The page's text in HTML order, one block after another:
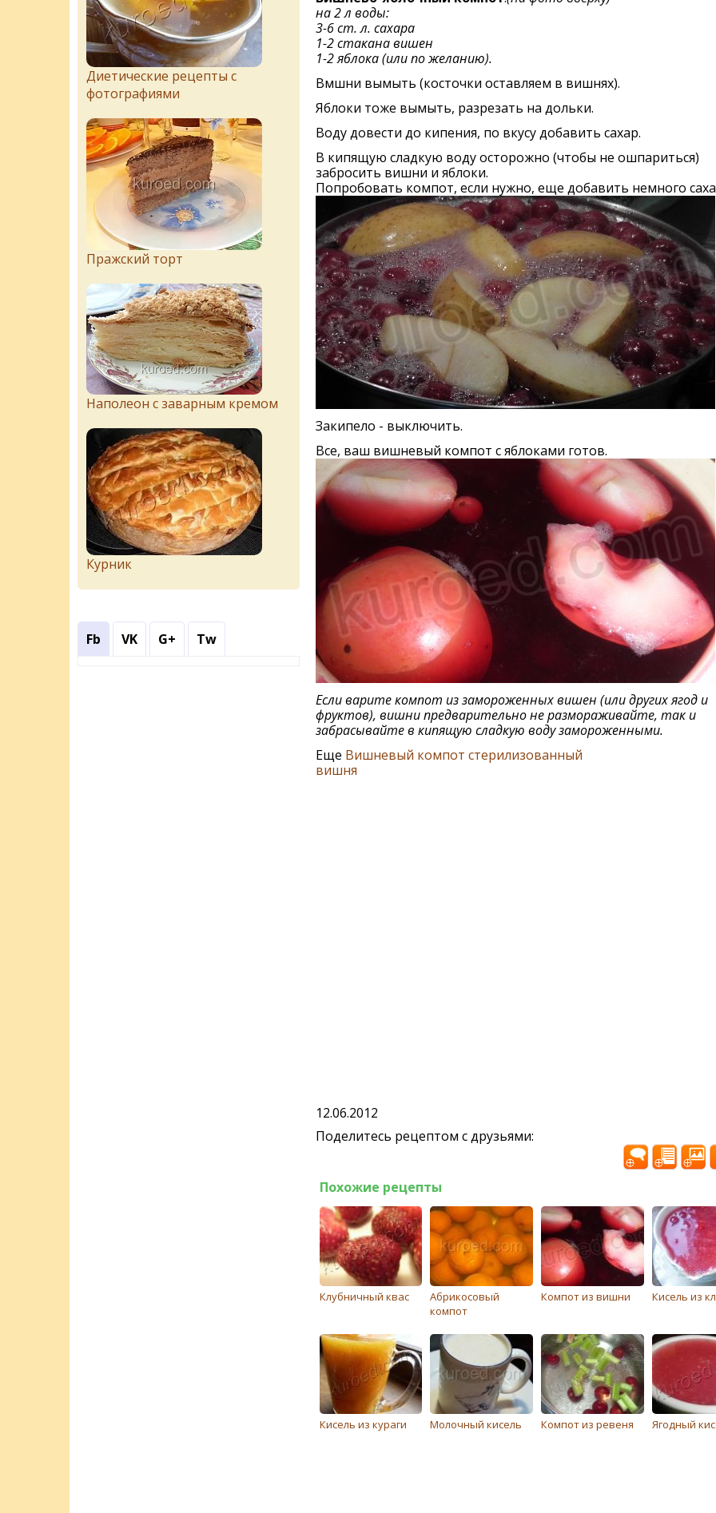
на 2 л воды:
3-6 ст. л. сахара
1-2 стакана вишен
1-2 яблока (или по желанию).
Вмшни вымыть (косточки оставляем в вишнях).
Яблоки тоже вымыть, разрезать на дольки.
Воду довести до кипения, по вкусу добавить сахар.
В кипящую сладкую воду осторожно (чтобы не ошпариться)
забросить вишни и яблоки.
Попробовать компот, если нужно, еще добавить немного
Закипело - выключить.
Все, ваш вишневый компот с яблоками готов.
Если варите компот из замороженных вишен (или других ягод и
фруктов), вишни предварительно не размораживайте, так и
забрасывайте в кипящую сладкую воду замороженными.
Еще Вишневый компот стерилизованный
вишня
12.06.2012
Поделитесь рецептом с друзьями:
Похожие рецепты
Клубничный квас
Абрикосовый
компот
Компот из вишни Кисель из
Кисель из кураги Молочный кисель Компот из ревеня Ягодный
Диетические рецепты с
фотографиями
Пражский торт
Наполеон с заварным кремом
Курник
Fb VK G+ Tw